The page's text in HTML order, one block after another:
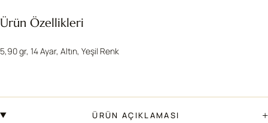
Ürün Özellikleri
5,90 gr, 14 Ayar, Altın, Yeşil Renk
ÜRÜN AÇIKLAMASI +